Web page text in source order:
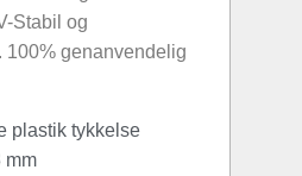
Stabil og
100% genanvendelig
plastik tykkelse
mm